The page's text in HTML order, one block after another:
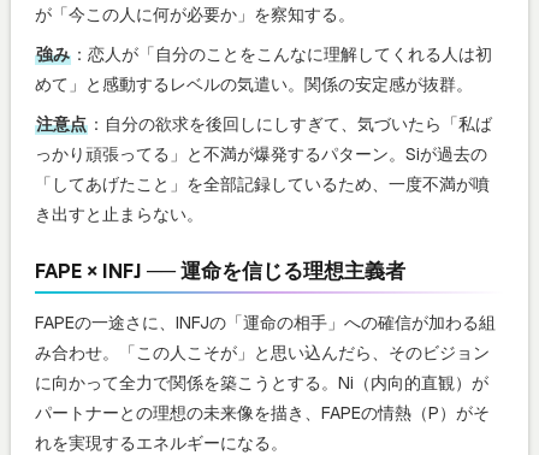
が「今この人に何が必要か」を察知する。
強み ：恋人が「自分のことをこんなに理解してくれる人は初
めて」と感動するレベルの気遣い。関係の安定感が抜群。
注意点 ：自分の欲求を後回しにしすぎて、気づいたら「私ば
っかり頑張ってる」と不満が爆発するパターン。Siが過去の
「してあげたこと」を全部記録しているため、一度不満が噴
き出すと止まらない。
FAPE × INFJ ── 運命を信じる理想主義者
FAPEの一途さに、INFJの「運命の相手」への確信が加わる組
み合わせ。「この人こそが」と思い込んだら、そのビジョン
に向かって全力で関係を築こうとする。Ni（内向的直観）が
パートナーとの理想の未来像を描き、FAPEの情熱（P）がそ
れを実現するエネルギーになる。